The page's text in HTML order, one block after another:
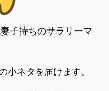
子持ちのサラリーマ
小ネタを届けます。